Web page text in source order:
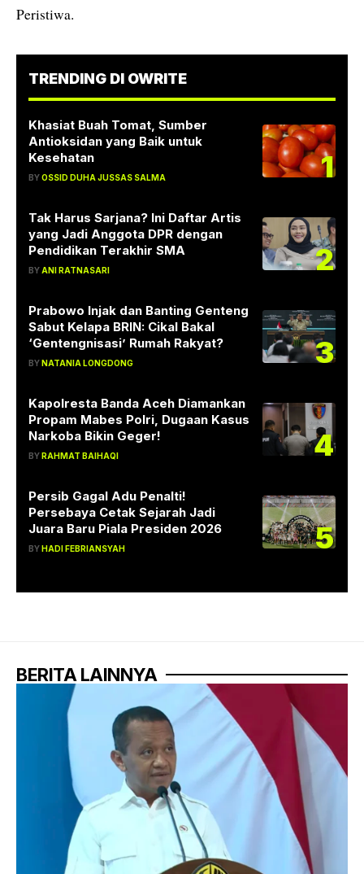
Peristiwa.
TRENDING DI OWRITE
Khasiat Buah Tomat, Sumber
Antioksidan yang Baik untuk
Kesehatan
BYOSSID DUHA JUSSAS SALMA 1
Tak Harus Sarjana? Ini Daftar Artis
yang Jadi Anggota DPR dengan
Pendidikan Terakhir SMA
BYANI RATNASARI 2
Prabowo Injak dan Banting Genteng
Sabut Kelapa BRIN: Cikal Bakal
‘Gentengnisasi’ Rumah Rakyat?
BY NATANIA LONGDONG 3
Kapolresta Banda Aceh Diamankan
Propam Mabes Polri, Dugaan Kasus
Narkoba Bikin Geger!
BY RAHMAT BAIHAQI 4
Persib Gagal Adu Penalti!
Persebaya Cetak Sejarah Jadi
Juara Baru Piala Presiden 2026
BY HADI FEBRIANSYAH 5
BERITA LAINNYA